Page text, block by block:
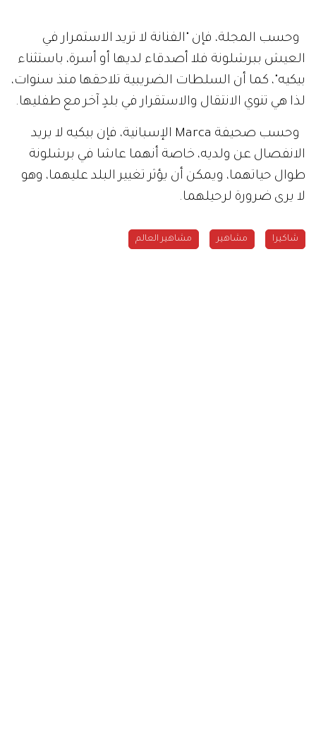
وحسب المجلة، فإن "الفنانة لا تريد الاستمرار في
العيش ببرشلونة فلا أصدقاء لديها أو أسرة، باستثناء
بيكيه"، كما أن السلطات الضريبية تلاحقها منذ سنوات،
لذا هي تنوي الانتقال والاستقرار في بلدٍ آخر مع طفليها.
وحسب صحيفة Marca الإسبانية، فإن بيكيه لا يريد
الانفصال عن ولديه، خاصة أنهما عاشا في برشلونة
طوال حياتهما، ويمكن أن يؤثر تغيير البلد عليهما، وهو
لا يرى ضرورة لرحيلهما.
شاكيرا مشاهير مشاهير العالم